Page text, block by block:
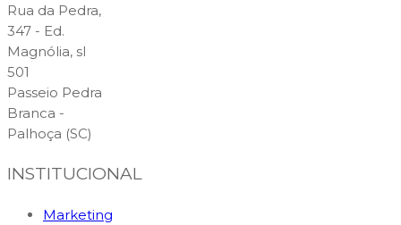
Rua da Pedra,
347 - Ed.
Magnólia, sl
501
Passeio Pedra
Branca -
Palhoça (SC)
INSTITUCIONAL
Marketing